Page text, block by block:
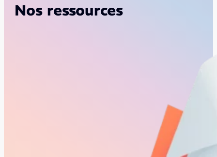
Nos ressources